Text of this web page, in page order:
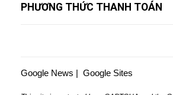
PHƯƠNG THỨC THANH TOÁN
Google News | Google Sites